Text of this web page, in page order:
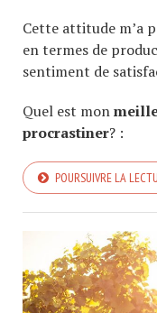
Cette attitude m’a
en termes de
sentiment de
Quel est mon
procrastiner? :
POURSUIVRE LA